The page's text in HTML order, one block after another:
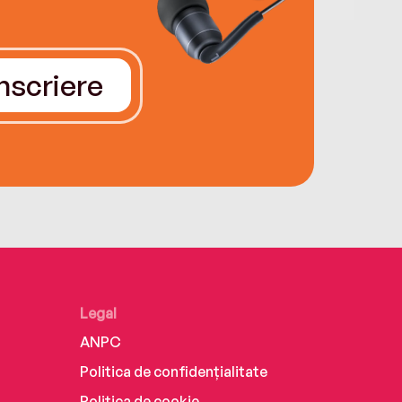
Legal
ANPC
Politica de confidențialitate